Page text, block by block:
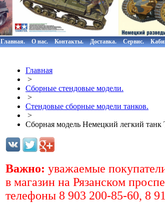
Главная. О нас. Контакты. Доставка. Сервис.
Главная
>
Сборные стендовые модели.
>
Стендовые сборные модели танков.
>
Сборная модель Немецкий легкий
Важно: уважаемые
в магазин на Рязанском
телефоны 8 903 200-85-60, 8